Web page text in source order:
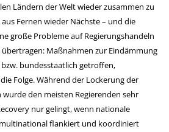
Ländern der Welt wieder zusammen zu
Fernen wieder Nächste – und die
große Probleme auf Regierungshandeln
Maßnahmen zur Eindämmung
bundesstaatlich getroffen,
Folge. Während der Lockerung der
den meisten Regierenden sehr
nur gelingt, wenn nationale
flankiert und koordiniert